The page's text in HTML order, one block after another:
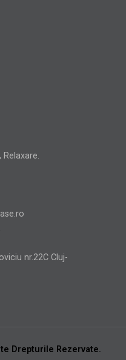
Relaxare.
nr.22C Cluj-
Drepturile Rezervate.